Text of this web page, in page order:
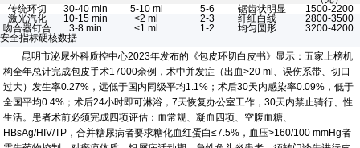
传统环切
30-40 min 5-10 ml 5-6 锯齿状明显
1500-2200
激光汽化
10-15 min <2 ml 2-3 纤细白线
2800-3500
吻合器钉合
3-8 min <1 ml 1-2 均匀圆形
3200-4200
安全指标硬核数据
昆明市泌尿外科质控中心2023年发布的《包皮环切白皮书》显示：五家上榜机
构全年总计完成包皮手术17000余例，术中并发症（出血>20 ml、误伤系带、切口
过大）发生率0.27%，远低于国内同级平均1.1%；术后30天内感染率0.09%，低于
全国平均0.4%；术后24小时即可淋浴，7天恢复办公室工作，30天内禁止骑行、性
生活。患者术前必须完成四项评估：血常规、凝血四项、空腹血糖、
HBsAg/HIV/TP，合并糖尿病者要求糖化血红蛋白≤7.5%，血压>160/100 mmHg者